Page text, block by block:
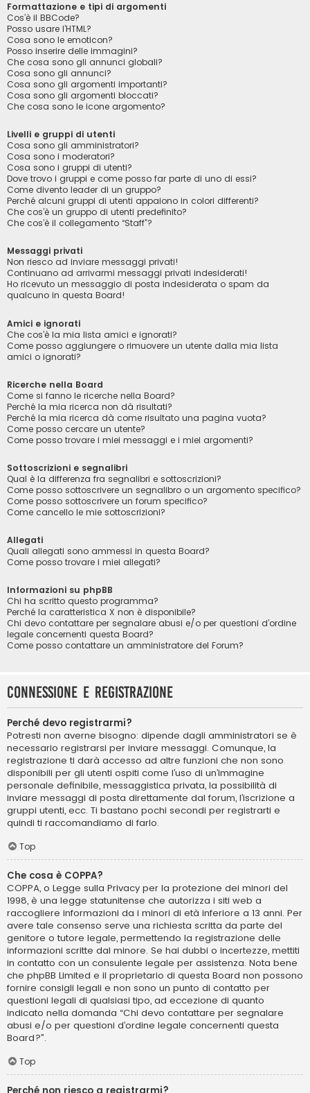
Formattazione e tipi di argomenti
Cos’è il BBCode?
Posso usare l’HTML?
Cosa sono le emoticon?
Posso inserire delle immagini?
Che cosa sono gli annunci globali?
Cosa sono gli annunci?
Cosa sono gli argomenti importanti?
Cosa sono gli argomenti bloccati?
Che cosa sono le icone argomento?
Livelli e gruppi di utenti
Cosa sono gli amministratori?
Cosa sono i moderatori?
Cosa sono i gruppi di utenti?
Dove trovo i gruppi e come posso far parte di uno di essi?
Come divento leader di un gruppo?
Perché alcuni gruppi di utenti appaiono in colori differenti?
Che cos’è un gruppo di utenti predefinito?
Che cos’è il collegamento “Staff”?
Messaggi privati
Non riesco ad inviare messaggi privati!
Continuano ad arrivarmi messaggi privati indesiderati!
Ho ricevuto un messaggio di posta indesiderata o spam da
qualcuno in questa Board!
Amici e ignorati
Che cos’è la mia lista amici e ignorati?
Come posso aggiungere o rimuovere un utente dalla mia lista
amici o ignorati?
Ricerche nella Board
Come si fanno le ricerche nella Board?
Perché la mia ricerca non dà risultati?
Perché la mia ricerca dà come risultato una pagina vuota?
Come posso cercare un utente?
Come posso trovare i miei messaggi e i miei argomenti?
Sottoscrizioni e segnalibri
Qual è la differenza fra segnalibri e sottoscrizioni?
Come posso sottoscrivere un segnalibro o un argomento specifico?
Come posso sottoscrivere un forum specifico?
Come cancello le mie sottoscrizioni?
Allegati
Quali allegati sono ammessi in questa Board?
Come posso trovare i miei allegati?
Informazioni su phpBB
Chi ha scritto questo programma?
Perché la caratteristica X non è disponibile?
Chi devo contattare per segnalare abusi e/o per questioni d’ordine
legale concernenti questa Board?
Come posso contattare un amministratore del Forum?
Connessione e registrazione
Perché devo registrarmi?
Potresti non averne bisogno: dipende dagli amministratori se è
necessario registrarsi per inviare messaggi. Comunque, la
registrazione ti darà accesso ad altre funzioni che non sono
disponibili per gli utenti ospiti come l’uso di un’immagine
personale definibile, messaggistica privata, la possibilità di
inviare messaggi di posta direttamente dal forum, l’iscrizione a
gruppi utenti, ecc. Ti bastano pochi secondi per registrarti e
quindi ti raccomandiamo di farlo.
Top
Che cosa è COPPA?
COPPA, o Legge sulla Privacy per la protezione dei minori del
1998, è una legge statunitense che autorizza i siti web a
raccogliere informazioni da i minori di età inferiore a 13 anni. Per
avere tale consenso serve una richiesta scritta da parte del
genitore o tutore legale, permettendo la registrazione delle
informazioni scritte dal minore. Se hai dubbi o incertezze, mettiti
in contatto con un consulente legale per assistenza. Nota bene
che phpBB Limited e il proprietario di questa Board non possono
fornire consigli legali e non sono un punto di contatto per
questioni legali di qualsiasi tipo, ad eccezione di quanto
indicato nella domanda “Chi devo contattare per segnalare
abusi e/o per questioni d’ordine legale concernenti questa
Board?”.
Top